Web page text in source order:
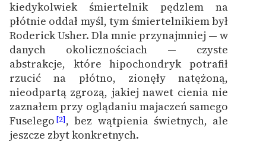
kiedykolwiek śmiertelnik pędzlem na
płótnie oddał myśl, tym śmiertelnikiem był
Roderick Usher. Dla mnie przynajmniej — w
danych okolicznościach — czyste
abstrakcje, które hipochondryk potrafił
rzucić na płótno, zionęły natężoną,
nieodpartą zgrozą, jakiej nawet cienia nie
zaznałem przy oglądaniu majaczeń samego
Fuselego [2], bez wątpienia świetnych, ale
jeszcze zbyt konkretnych.